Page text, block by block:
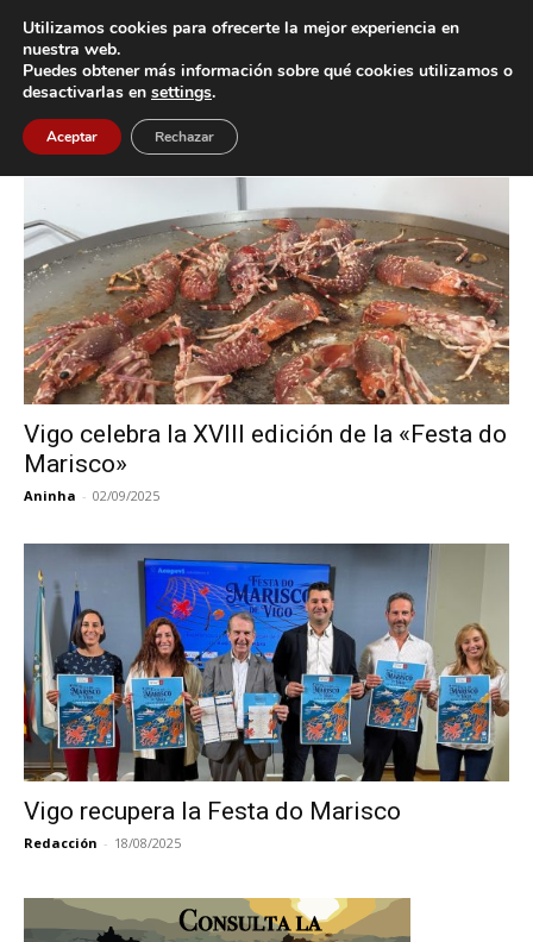
Inicio Etiquetas Festa do Marisco
Etiqueta: Festa do Marisco
Vigo celebra la XVIII edición de la «Festa do
Marisco»
Aninha - 02/09/2025
Vigo recupera la Festa do Marisco
Redacción - 18/08/2025
Utilizamos cookies para ofrecerte la mejor experiencia en
nuestra web.
Puedes obtener más información sobre qué cookies utilizamos o
desactivarlas en settings.
Aceptar Rechazar